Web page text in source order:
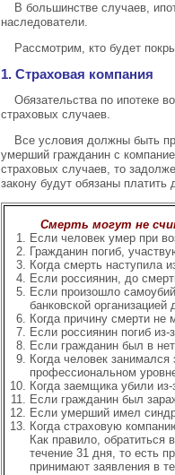
В большинстве случаев,
наследователи.
Рассмотрим, кто будет
1. Страховая компания
Обязательства по ипотеке
страховых случаев.
Все условия должны быть
умерший гражданин с
страховых случаев, то
закону будут обязаны платить
Смерть могут не
Если человек умер при
Гражданин погиб,
Когда смерть наступила
Если россиянин, до
Если произошло
банковской организацией
Когда причину смерти не
Если россиянин погиб
Если гражданин был в
Когда человек
профессиональном
Когда заемщика убили
Если гражданин был
Если умерший имел
Когда страховую
Как правило,
течение 31 дня, то есть
принимают заявления в